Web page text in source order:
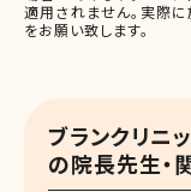
適用されません。実際
をお願い致します。
ブランクリニ
の院長先生・